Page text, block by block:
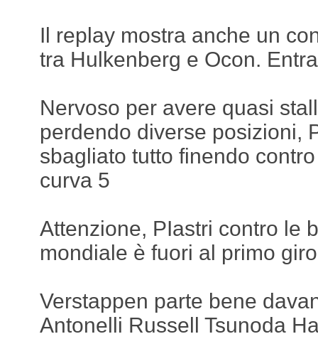
Il replay mostra anche un
tra Hulkenberg e Ocon.
Nervoso per avere quasi
perdendo diverse posizioni,
sbagliato tutto finendo
curva 5
Attenzione, PIastri contro le
mondiale è fuori al primo
Verstappen parte bene
Antonelli Russell Tsunoda